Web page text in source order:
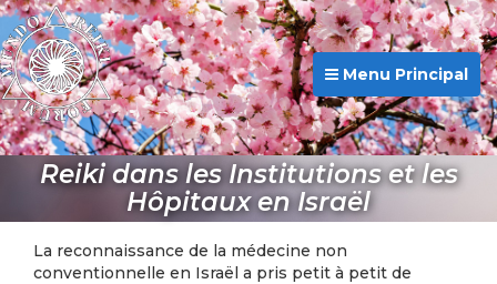
Menu Principal
Reiki dans les Institutions et les
Hôpitaux en Israël
La reconnaissance de la médecine non
conventionnelle en Israël a pris petit à petit de